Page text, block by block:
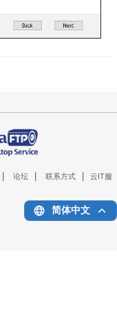
论坛 联系方式
云IT服
简体中文